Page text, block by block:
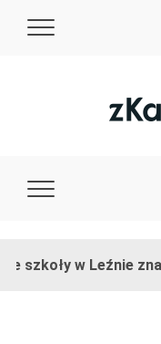
szkoły w Leźnie